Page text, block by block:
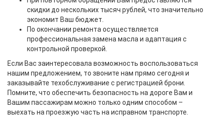
скидки до нескольких тысяч рублей, что значительно
экономит Ваш бюджет.
По окончании ремонта осуществляется
профессиональная замена масла и адаптация с
контрольной проверкой.
Если Вас заинтересовала возможность воспользоваться
нашим предложением, то звоните нам прямо сегодня и
заказывайте техобслуживание с регистрацией брони.
Помните, что обеспечить безопасность на дороге Вам и
Вашим пассажирам можно только одним способом –
выехать на проезжую часть на исправном транспорте.